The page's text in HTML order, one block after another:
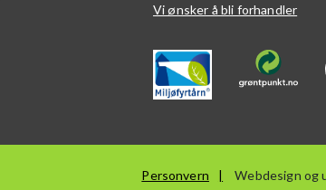
Vi ønsker å bli forhandler
Personvern Webdesign og